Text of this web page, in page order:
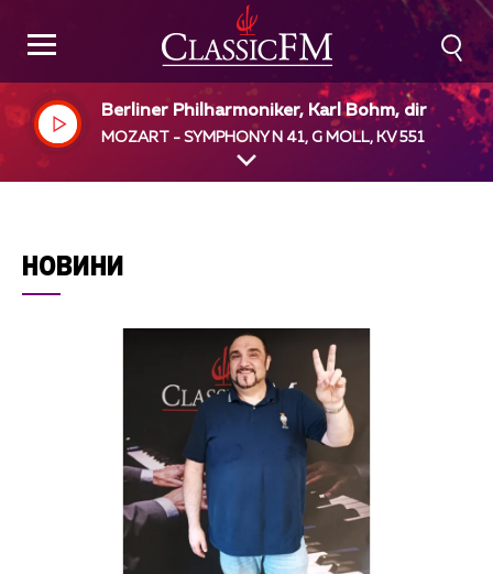
Berliner Philharmoniker, Karl Bohm, dir
MOZART - SYMPHONY N 41, G MOLL, KV 551
НОВИНИ